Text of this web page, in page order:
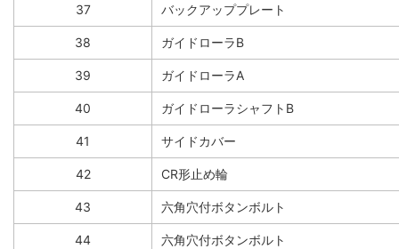
37 バックアッププレート
38 ガイドローラB
39 ガイドローラA
40 ガイドローラシャフトB
41 サイドカバー
42 CR形止め輪
43 六角穴付ボタンボルト
44 六角穴付ボタンボルト